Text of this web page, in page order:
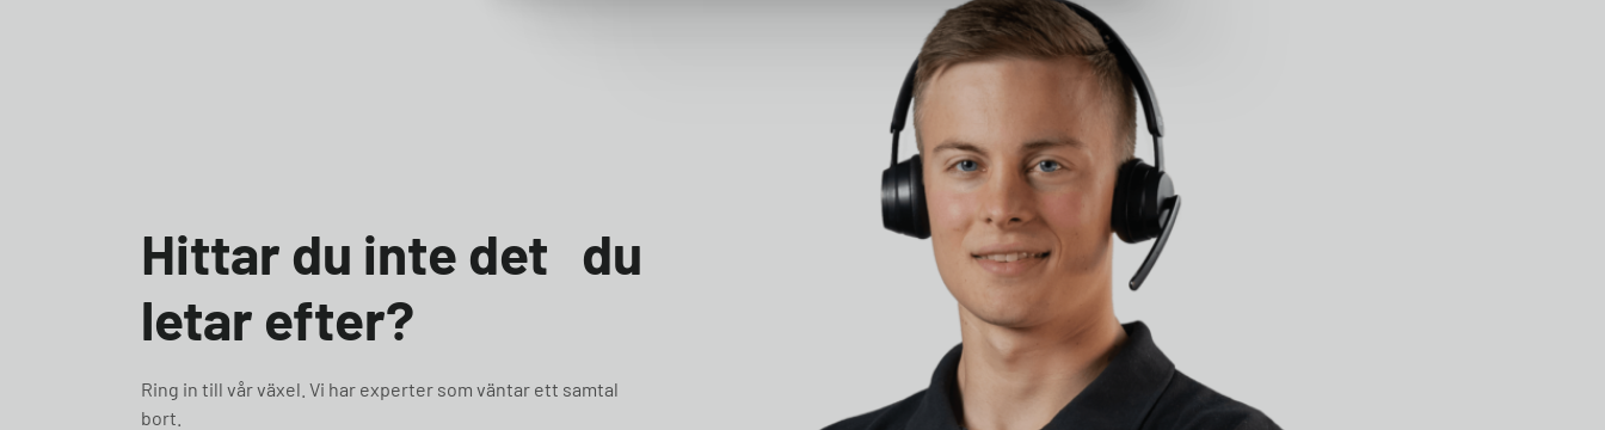
Hittar du inte det du
letar efter?
Ring in till vår växel. Vi har experter som väntar ett samtal
bort.